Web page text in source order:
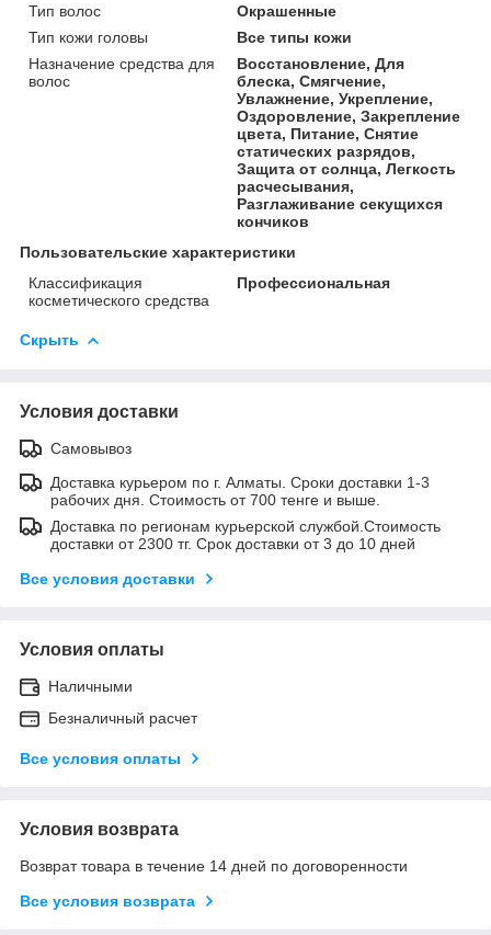
Тип волос
Окрашенные
Тип кожи головы
Все типы кожи
Назначение средства для
волос
Восстановление, Для
блеска, Смягчение,
Увлажнение, Укрепление,
Оздоровление, Закрепление
цвета, Питание, Снятие
статических разрядов,
Защита от солнца, Легкость
расчесывания,
Разглаживание секущихся
кончиков
Пользовательские характеристики
Классификация
косметического средства
Профессиональная
Скрыть
Условия доставки
Самовывоз
Доставка курьером по г. Алматы. Сроки доставки 1-3
рабочих дня. Стоимость от 700 тенге и выше.
Доставка по регионам курьерской службой.Стоимость
доставки от 2300 тг. Срок доставки от 3 до 10 дней
Все условия доставки
Условия оплаты
Наличными
Безналичный расчет
Все условия оплаты
Условия возврата
Возврат товара в течение 14 дней по договоренности
Все условия возврата